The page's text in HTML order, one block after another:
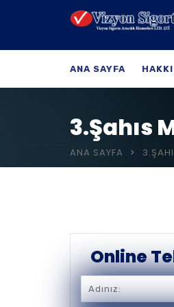
ANA SAYFA
3.Şahıs
ANA SAYFA
Online